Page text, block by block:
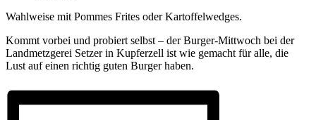
Wahlweise mit Pommes Frites oder Kartoffelwedges.
Kommt vorbei und probiert selbst – der Burger-Mittwoch bei der
Landmetzgerei Setzer in Kupferzell ist wie gemacht für alle, die
Lust auf einen richtig guten Burger haben.